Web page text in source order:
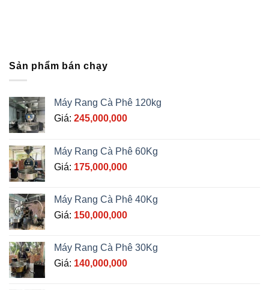
Sản phẩm bán chạy
Máy Rang Cà Phê 120kg
Giá: 245,000,000
Máy Rang Cà Phê 60Kg
Giá: 175,000,000
Máy Rang Cà Phê 40Kg
Giá: 150,000,000
Máy Rang Cà Phê 30Kg
Giá: 140,000,000